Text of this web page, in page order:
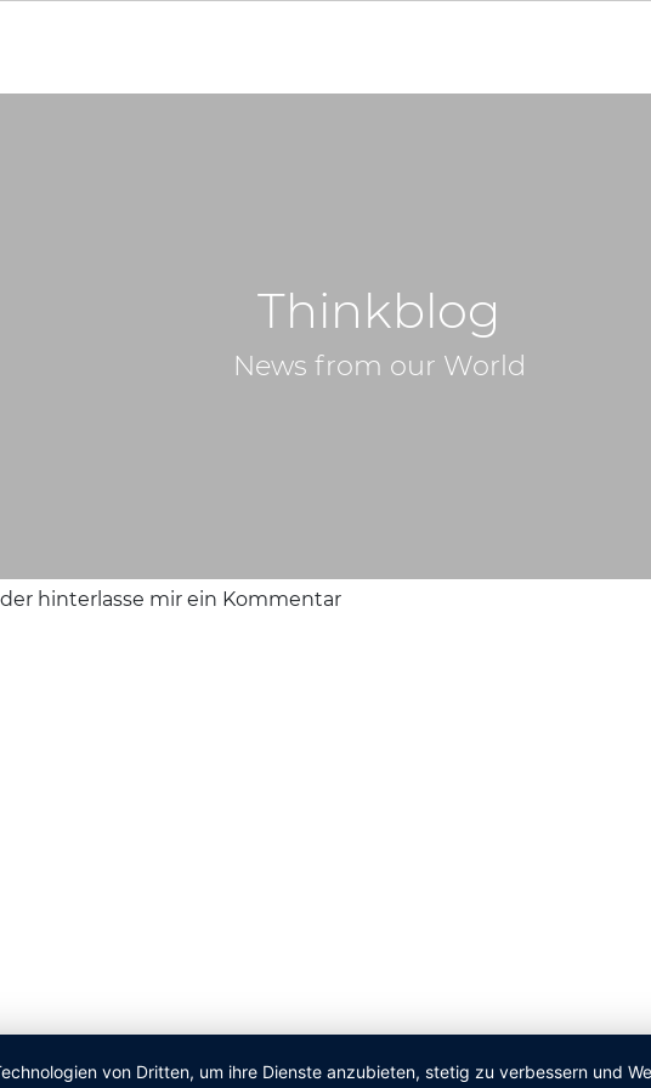
Thinkblog
News from our World
hinterlasse mir ein Kommentar
von Dritten, um ihre Dienste anzubieten, stetig zu verbessern und